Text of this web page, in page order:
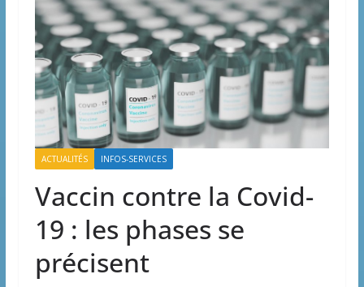
ACTUALITÉS INFOS-SERVICES
Vaccin contre la Covid-
19 : les phases se
précisent